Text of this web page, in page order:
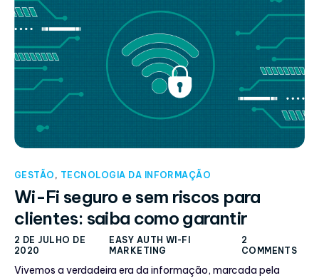
GESTÃO , TECNOLOGIA DA INFORMAÇÃO
Wi-Fi seguro e sem riscos para
clientes: saiba como garantir
2 DE JULHO DE
2020
EASY AUTH WI-FI
MARKETING
2
COMMENTS
Vivemos a verdadeira era da informação, marcada pela